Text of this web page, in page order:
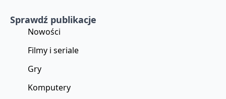
Sprawdź publikacje
Nowości
Filmy i seriale
Gry
Komputery